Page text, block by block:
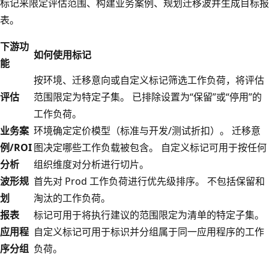
标记来限定评估范围、构建业务案例、规划迁移波并生成目标报
表。
下游功
能
如何使用标记
评估
按环境、迁移意向或自定义标记筛选工作负荷，将评估
范围限定为特定子集。 已排除设置为“保留”或“停用”的
工作负荷。
业务案
例/ROI
分析
环境确定定价模型（标准与开发/测试折扣）。 迁移意
图决定哪些工作负载被包含。 自定义标记可用于按任何
组织维度对分析进行切片。
波形规
划
首先对 Prod 工作负荷进行优先级排序。 不包括保留和
淘汰的工作负荷。
报表
标记可用于将执行建议的范围限定为清单的特定子集。
应用程
序分组
自定义标记可用于标识并分组属于同一应用程序的工作
负荷。